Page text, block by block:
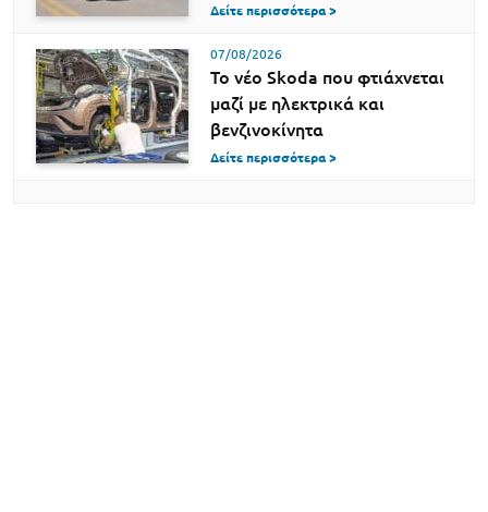
Δείτε περισσότερα >
07/08/2026
Το νέο Skoda που φτιάχνεται
μαζί με ηλεκτρικά και
βενζινοκίνητα
Δείτε περισσότερα >